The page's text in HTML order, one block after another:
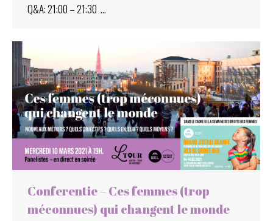
Q&A: 21:00 – 21:30 …
Conferentie – Ces femmes (trop
méconnues) qui changent le monde